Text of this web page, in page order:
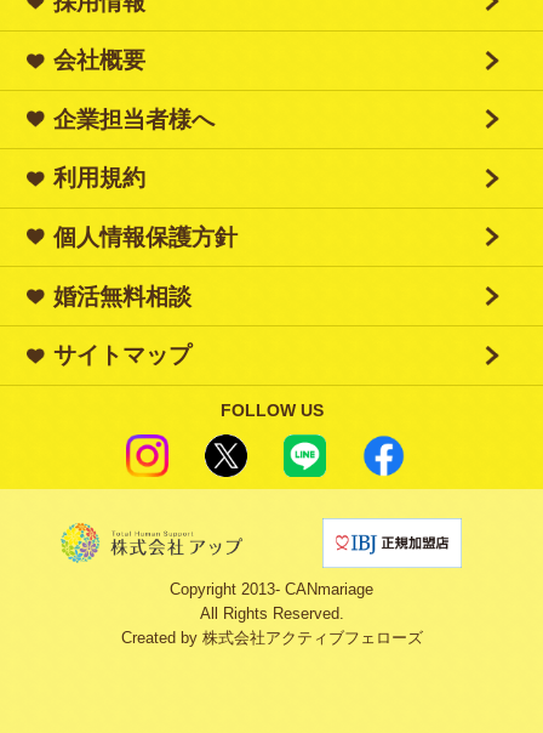
会社概要
企業担当者様へ
利用規約
個人情報保護方針
婚活無料相談
サイトマップ
FOLLOW US
Copyright 2013‐ CANmariage
All Rights Reserved.
Created by株式会社アクティブフェローズ